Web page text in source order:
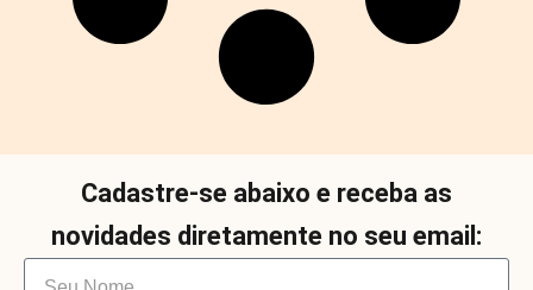
Cadastre-se abaixo e receba as
novidades diretamente no seu email: